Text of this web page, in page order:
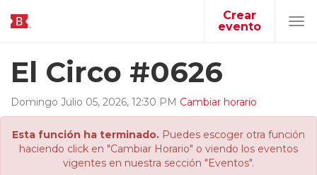
Crear
evento
El Circo #0626
Domingo Julio 05, 2026, 12:30 PM Cambiar horario
Esta función ha terminado. Puedes escoger otra función
haciendo click en "Cambiar Horario" o viendo los eventos
vigentes en nuestra sección "Eventos".